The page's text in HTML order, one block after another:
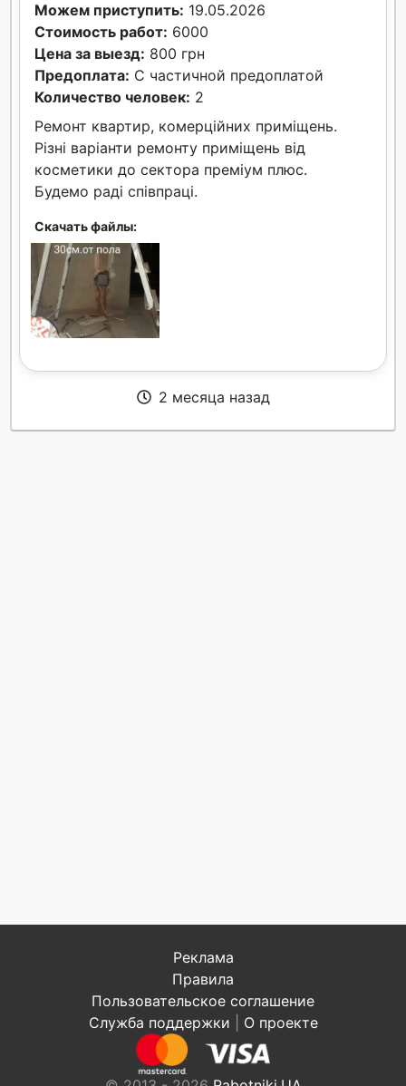
Можем приступить: 19.05.2026
Стоимость работ: 6000
Цена за выезд: 800 грн
Предоплата: С частичной предоплатой
Количество человек: 2
Ремонт квартир, комерційних примiщень.
Різні варіанти ремонту приміщень від
косметики до сектора преміум плюс.
Будемо раді співпраці.
Скачать файлы:
2 месяца назад
Реклама
Правила
Пользовательское соглашение
Служба поддержки
О проекте